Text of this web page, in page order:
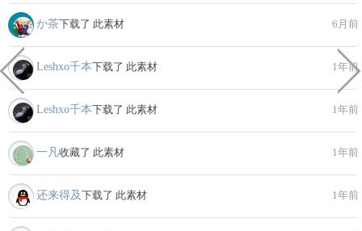
か茶下载了 此素材 6月前
Leshxo千本下载了 此素材 1年前
Leshxo千本下载了 此素材 1年前
一凡收藏了 此素材 1年前
还来得及下载了 此素材 1年前